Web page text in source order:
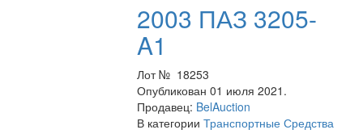
2003 ПАЗ 3205-
A1
Лот № 18253
Опубликован 01 июля 2021.
Продавец: BelAuction
В категорииТранспортные Средства